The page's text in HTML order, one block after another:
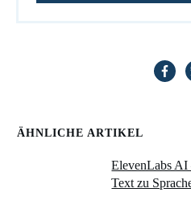
ÄHNLICHE ARTIKEL
ElevenLabs
Text zu